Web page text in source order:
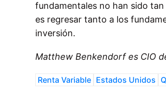
fundamentales no han sido
es regresar tanto a los
inversión.
Matthew Benkendorf es CIO
Renta Variable Estados Unidos